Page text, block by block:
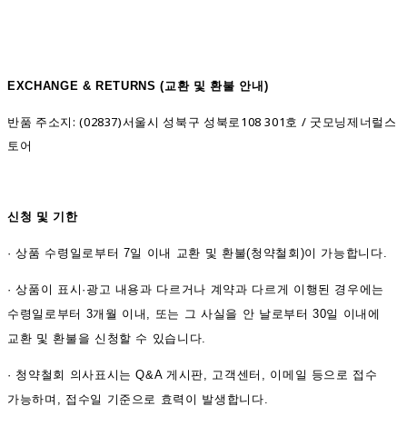
EXCHANGE & RETURNS (교환 및 환불 안내)
반품 주소지: (02837)서울시 성북구 성북로108 301호 / 굿모닝제너럴스
토어
신청 및 기한
·상품 수령일로부터 7일 이내 교환 및 환불(청약철회)이 가능합니다.
·상품이 표시·광고 내용과 다르거나 계약과 다르게 이행된 경우에는
수령일로부터 3개월 이내, 또는 그 사실을 안 날로부터 30일 이내에
교환 및 환불을 신청할 수 있습니다.
· 청약철회 의사표시는 Q&A 게시판, 고객센터, 이메일 등으로 접수
가능하며, 접수일 기준으로 효력이 발생합니다.